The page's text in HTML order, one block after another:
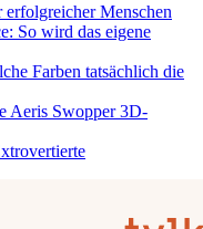
Menschen
So wird das eigene
Farben tatsächlich die
Aeris Swopper 3D-